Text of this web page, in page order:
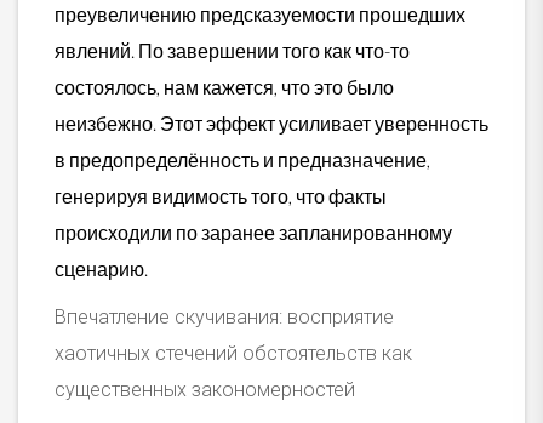
преувеличению предсказуемости прошедших
явлений. По завершении того как что-то
состоялось, нам кажется, что это было
неизбежно. Этот эффект усиливает уверенность
в предопределённость и предназначение,
генерируя видимость того, что факты
происходили по заранее запланированному
сценарию.
Впечатление скучивания: восприятие
хаотичных стечений обстоятельств как
существенных закономерностей